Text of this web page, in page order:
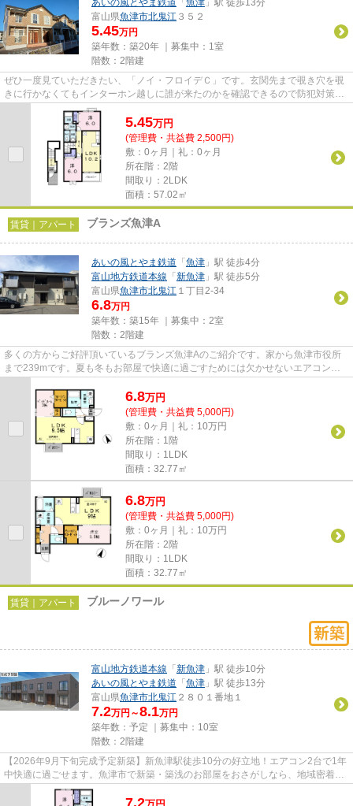
あいの風とやま鉄道 「 魚津 」駅 徒歩13分
富山県魚津市北鬼江 ３５２
5.45万円
築年数：築20年 ｜募集中： 1室
階数：2階建
ぜひ一度見ていただきたい、「ノイ・フロイデＣ」です。玄関先まで覗き穴を覗
きに行かなくてもインターホン越しに誰が来たのかを確認できるので防犯対策に
つながります。専有面積57.02...
5.45万円
(管理費・共益費 2,500円)
敷：0ヶ月｜礼：0ヶ月
所在階：2階
間取り：2LDK
面積：57.02㎡
賃貸｜アパート ブランズ魚津A
あいの風とやま鉄道 「 魚津 」駅 徒歩4分
富山地方鉄道本線 「 新魚津 」駅 徒歩5分
富山県魚津市北鬼江 １丁目2-34
6.8万円
築年数：築15年 ｜募集中： 2室
階数：2階建
多くの方からご好評頂いているブランズ魚津Aのご紹介です。家から魚津市役所
まで239mです。夏も冬もお部屋で快適に過ごすためには欠かせないエアコン付
6.8万円
(管理費・共益費 5,000円)
敷：0ヶ月｜礼：10万円
所在階：1階
間取り：1LDK
面積：32.77㎡
6.8万円
(管理費・共益費 5,000円)
敷：0ヶ月｜礼：10万円
所在階：2階
間取り：1LDK
面積：32.77㎡
賃貸｜アパート ブルーノワール
富山地方鉄道本線 「 新魚津 」駅 徒歩10分
あいの風とやま鉄道 「 魚津 」駅 徒歩13分
富山県魚津市北鬼江 ２８０１番地１
7.2万円～8.1万円
築年数：予定 ｜募集中： 10室
階数：2階建
【2026年9月下旬完成予定新築】新魚津駅徒歩10分の好立地！エアコン2台で1年
中快適に過ごせます。魚津市で新築・築浅のお部屋をおさがしなら、地域密着・
取り扱い件数豊富な大城不動産...
7.2